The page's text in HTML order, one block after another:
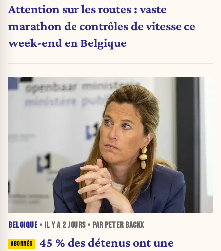
Attention sur les routes : vaste
marathon de contrôles de vitesse ce
week-end en Belgique
BELGIQUE • IL Y A 2 JOURS• PAR PETER BACKX
45 % des détenus ont une